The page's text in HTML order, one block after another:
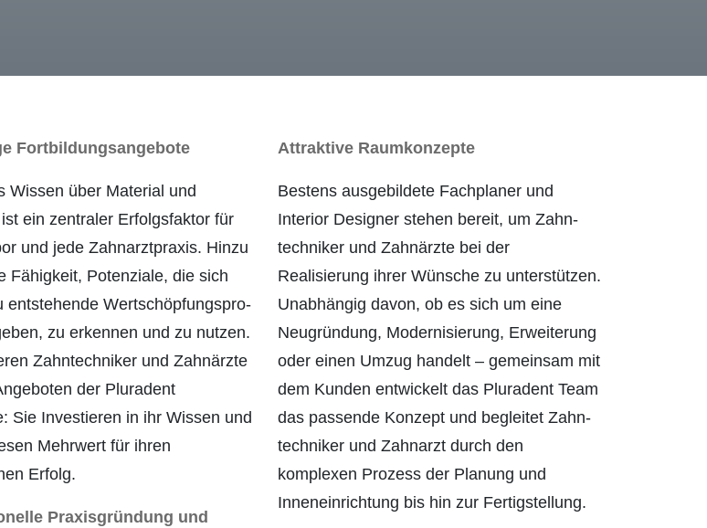
Fortbildungsangebote
Wissen über Material und
ein zentraler Erfolgsfaktor für
und jede Zahnarztpraxis. Hinzu
Fähigkeit, Potenziale, die sich
entstehende Wertschöpfungspro­
zu erkennen und zu nutzen.
Zahntechniker und Zahnärzte
der Pluradent
Sie Investieren in ihr Wissen und
Mehrwert für ihren
Erfolg.
Praxisgrün­dung und
Attraktive Raumkonzepte
Bestens ausgebildete Fachplaner und
Interior Designer stehen bereit, um Zahn­
techniker und Zahn­ärzte bei der
Realisierung ihrer Wünsche zu unterstützen.
Unabhängig davon, ob es sich um eine
Neugründung, Modernisierung, Erweiterung
oder einen Umzug handelt – gemeinsam mit
dem Kunden entwickelt das Pluradent Team
das passende Konzept und begleitet Zahn­
techniker und Zahn­arzt durch den
komplexen Prozess der Planung und
Innenein­richtung bis hin zur Fertigstellung.